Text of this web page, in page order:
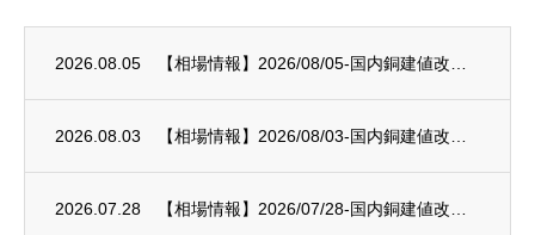
2026.08.05
2026.08.03
2026.07.28